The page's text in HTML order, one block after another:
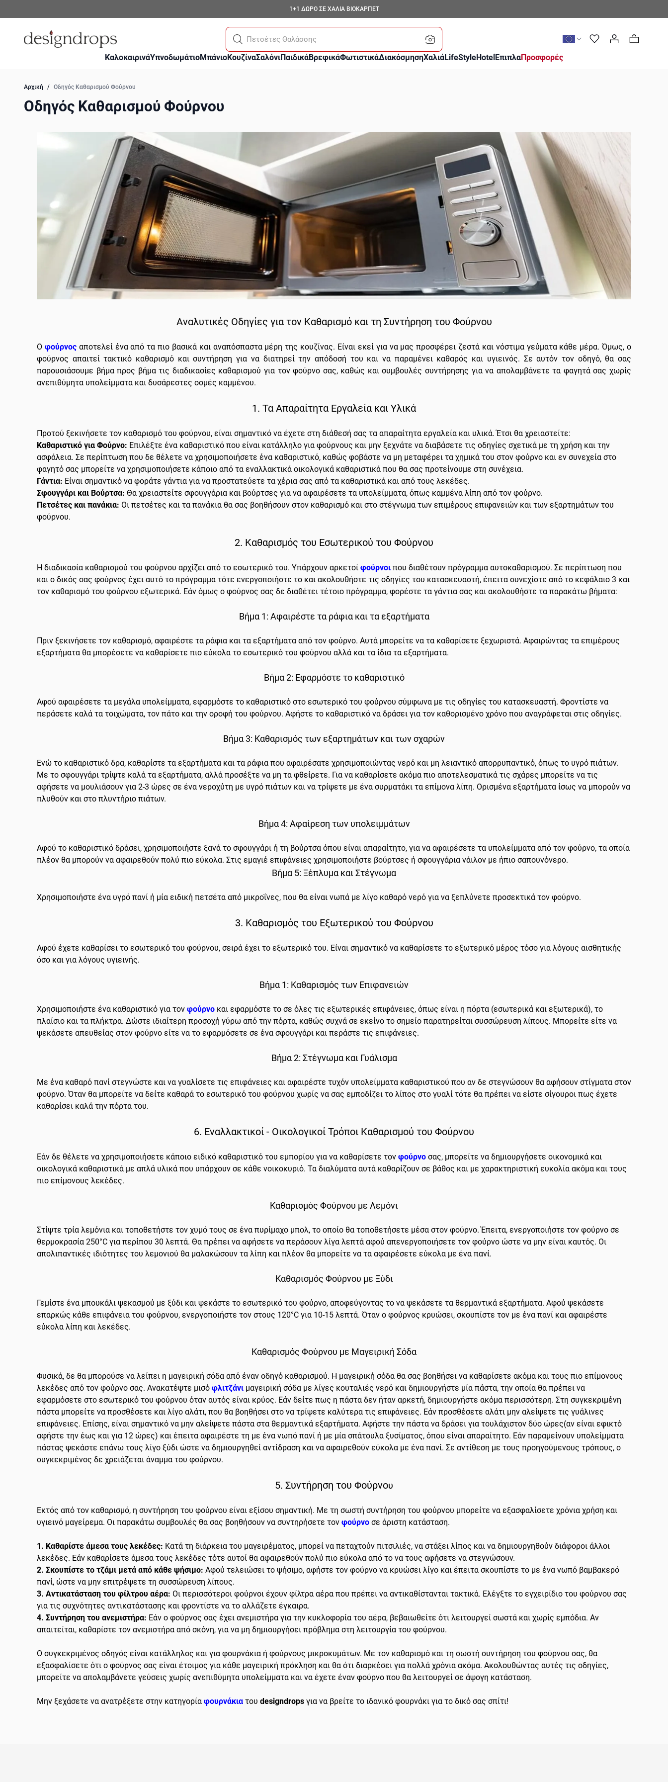
1+1 ΔΩΡΟ ΣΕ ΧΑΛΙΑ ΒΙΟΚΑΡΠΕΤ
Παπ 0
ΚαλοκαιρινάΥπνοδωμάτιοΜπάνιοΚουζίναΣαλόνιΠαιδικάΒρεφικάΦωτιστικάΔιακόσμησηΧαλιάLifeStyleHotelΈπιπλαΠροσφορές
Αρχική / Οδηγός Καθαρισμού Φούρνου
Οδηγός Καθαρισμού Φούρνου
Αναλυτικές Οδηγίες για τον Καθαρισμό και τη Συντήρηση του Φούρνου
Ο φούρνος αποτελεί ένα από τα πιο βασικά και αναπόσπαστα μέρη της κουζίνας. Είναι εκεί για να μας προσφέρει ζεστά και νόστιμα γεύματα κάθε μέρα. Όμως, ο
φούρνος απαιτεί τακτικό καθαρισμό και συντήρηση για να διατηρεί την απόδοσή του και να παραμένει καθαρός και υγιεινός. Σε αυτόν τον οδηγό, θα σας
παρουσιάσουμε βήμα προς βήμα τις διαδικασίες καθαρισμού για τον φούρνο σας, καθώς και συμβουλές συντήρησης για να απολαμβάνετε τα φαγητά σας χωρίς
ανεπιθύμητα υπολείμματα και δυσάρεστες οσμές καμμένου.
1. Τα Απαραίτητα Εργαλεία και Υλικά
Προτού ξεκινήσετε τον καθαρισμό του φούρνου, είναι σημαντικό να έχετε στη διάθεσή σας τα απαραίτητα εργαλεία και υλικά. Έτσι θα χρειαστείτε:
Καθαριστικό για Φούρνο: Επιλέξτε ένα καθαριστικό που είναι κατάλληλο για φούρνους και μην ξεχνάτε να διαβάσετε τις οδηγίες σχετικά με τη χρήση και την
ασφάλεια. Σε περίπτωση που δε θέλετε να χρησιμοποιήσετε ένα καθαριστικό, καθώς φοβάστε να μη μεταφέρει τα χημικά του στον φούρνο και εν συνεχεία στο
φαγητό σας μπορείτε να χρησιμοποιήσετε κάποιο από τα εναλλακτικά οικολογικά καθαριστικά που θα σας προτείνουμε στη συνέχεια.
Γάντια: Είναι σημαντικό να φοράτε γάντια για να προστατεύετε τα χέρια σας από τα καθαριστικά και από τους λεκέδες.
Σφουγγάρι και Βούρτσα: Θα χρειαστείτε σφουγγάρια και βούρτσες για να αφαιρέσετε τα υπολείμματα, όπως καμμένα λίπη από τον φούρνο.
Πετσέτες και πανάκια: Οι πετσέτες και τα πανάκια θα σας βοηθήσουν στον καθαρισμό και στο στέγνωμα των επιμέρους επιφανειών και των εξαρτημάτων του
φούρνου.
2. Καθαρισμός του Εσωτερικού του Φούρνου
Η διαδικασία καθαρισμού του φούρνου αρχίζει από το εσωτερικό του. Υπάρχουν αρκετοί φούρνοι που διαθέτουν πρόγραμμα αυτοκαθαρισμού. Σε περίπτωση που
και ο δικός σας φούρνος έχει αυτό το πρόγραμμα τότε ενεργοποιήστε το και ακολουθήστε τις οδηγίες του κατασκευαστή, έπειτα συνεχίστε από το κεφάλαιο 3 και
τον καθαρισμό του φούρνου εξωτερικά. Εάν όμως ο φούρνος σας δε διαθέτει τέτοιο πρόγραμμα, φορέστε τα γάντια σας και ακολουθήστε τα παρακάτω βήματα:
Βήμα 1: Αφαιρέστε τα ράφια και τα εξαρτήματα
Πριν ξεκινήσετε τον καθαρισμό, αφαιρέστε τα ράφια και τα εξαρτήματα από τον φούρνο. Αυτά μπορείτε να τα καθαρίσετε ξεχωριστά. Αφαιρώντας τα επιμέρους
εξαρτήματα θα μπορέσετε να καθαρίσετε πιο εύκολα το εσωτερικό του φούρνου αλλά και τα ίδια τα εξαρτήματα.
Βήμα 2: Εφαρμόστε το καθαριστικό
Αφού αφαιρέσετε τα μεγάλα υπολείμματα, εφαρμόστε το καθαριστικό στο εσωτερικό του φούρνου σύμφωνα με τις οδηγίες του κατασκευαστή. Φροντίστε να
περάσετε καλά τα τοιχώματα, τον πάτο και την οροφή του φούρνου. Αφήστε το καθαριστικό να δράσει για τον καθορισμένο χρόνο που αναγράφεται στις οδηγίες.
Βήμα 3: Καθαρισμός των εξαρτημάτων και των σχαρών
Ενώ το καθαριστικό δρα, καθαρίστε τα εξαρτήματα και τα ράφια που αφαιρέσατε χρησιμοποιώντας νερό και μη λειαντικό απορρυπαντικό, όπως το υγρό πιάτων.
Με το σφουγγάρι τρίψτε καλά τα εξαρτήματα, αλλά προσέξτε να μη τα φθείρετε. Για να καθαρίσετε ακόμα πιο αποτελεσματικά τις σχάρες μπορείτε να τις
αφήσετε να μουλιάσουν για 2-3 ώρες σε ένα νεροχύτη με υγρό πιάτων και να τρίψετε με ένα συρματάκι τα επίμονα λίπη. Ορισμένα εξαρτήματα ίσως να μπορούν να
πλυθούν και στο πλυντήριο πιάτων.
Βήμα 4: Αφαίρεση των υπολειμμάτων
Αφού το καθαριστικό δράσει, χρησιμοποιήστε ξανά το σφουγγάρι ή τη βούρτσα όπου είναι απαραίτητο, για να αφαιρέσετε τα υπολείμματα από τον φούρνο, τα οποία
πλέον θα μπορούν να αφαιρεθούν πολύ πιο εύκολα. Στις εμαγιέ επιφάνειες χρησιμοποιήστε βούρτσες ή σφουγγάρια νάιλον με ήπιο σαπουνόνερο.
Βήμα 5: Ξέπλυμα και Στέγνωμα
Χρησιμοποιήστε ένα υγρό πανί ή μία ειδική πετσέτα από μικροΐνες, που θα είναι νωπά με λίγο καθαρό νερό για να ξεπλύνετε προσεκτικά τον φούρνο.
3. Καθαρισμός του Εξωτερικού του Φούρνου
Αφού έχετε καθαρίσει το εσωτερικό του φούρνου, σειρά έχει το εξωτερικό του. Είναι σημαντικό να καθαρίσετε το εξωτερικό μέρος τόσο για λόγους αισθητικής
όσο και για λόγους υγιεινής.
Βήμα 1: Καθαρισμός των Επιφανειών
Χρησιμοποιήστε ένα καθαριστικό για τον φούρνο και εφαρμόστε το σε όλες τις εξωτερικές επιφάνειες, όπως είναι η πόρτα (εσωτερικά και εξωτερικά), το
πλαίσιο και τα πλήκτρα. Δώστε ιδιαίτερη προσοχή γύρω από την πόρτα, καθώς συχνά σε εκείνο το σημείο παρατηρείται συσσώρευση λίπους. Μπορείτε είτε να
ψεκάσετε απευθείας στον φούρνο είτε να το εφαρμόσετε σε ένα σφουγγάρι και περάστε τις επιφάνειες.
Βήμα 2: Στέγνωμα και Γυάλισμα
Με ένα καθαρό πανί στεγνώστε και να γυαλίσετε τις επιφάνειες και αφαιρέστε τυχόν υπολείμματα καθαριστικού που αν δε στεγνώσουν θα αφήσουν στίγματα στον
φούρνο. Όταν θα μπορείτε να δείτε καθαρά το εσωτερικό του φούρνου χωρίς να σας εμποδίζει το λίπος στο γυαλί τότε θα πρέπει να είστε σίγουροι πως έχετε
καθαρίσει καλά την πόρτα του.
6. Εναλλακτικοί - Οικολογικοί Τρόποι Καθαρισμού του Φούρνου
Εάν δε θέλετε να χρησιμοποιήσετε κάποιο ειδικό καθαριστικό του εμπορίου για να καθαρίσετε τον φούρνο σας, μπορείτε να δημιουργήσετε οικονομικά και
οικολογικά καθαριστικά με απλά υλικά που υπάρχουν σε κάθε νοικοκυριό. Τα διαλύματα αυτά καθαρίζουν σε βάθος και με χαρακτηριστική ευκολία ακόμα και τους
πιο επίμονους λεκέδες.
Καθαρισμός Φούρνου με Λεμόνι
Στίψτε τρία λεμόνια και τοποθετήστε τον χυμό τους σε ένα πυρίμαχο μπολ, το οποίο θα τοποθετήσετε μέσα στον φούρνο. Έπειτα, ενεργοποιήστε τον φούρνο σε
θερμοκρασία 250°C για περίπου 30 λεπτά. Θα πρέπει να αφήσετε να περάσουν λίγα λεπτά αφού απενεργοποιήσετε τον φούρνο ώστε να μην είναι καυτός. Οι
απολιπαντικές ιδιότητες του λεμονιού θα μαλακώσουν τα λίπη και πλέον θα μπορείτε να τα αφαιρέσετε εύκολα με ένα πανί.
Καθαρισμός Φούρνου με Ξύδι
Γεμίστε ένα μπουκάλι ψεκασμού με ξύδι και ψεκάστε το εσωτερικό του φούρνο, αποφεύγοντας το να ψεκάσετε τα θερμαντικά εξαρτήματα. Αφού ψεκάσετε
επαρκώς κάθε επιφάνεια του φούρνου, ενεργοποιήστε τον στους 120°C για 10-15 λεπτά. Όταν ο φούρνος κρυώσει, σκουπίστε τον με ένα πανί και αφαιρέστε
εύκολα λίπη και λεκέδες.
Καθαρισμός Φούρνου με Μαγειρική Σόδα
Φυσικά, δε θα μπορούσε να λείπει η μαγειρική σόδα από έναν οδηγό καθαρισμού. Η μαγειρική σόδα θα σας βοηθήσει να καθαρίσετε ακόμα και τους πιο επίμονους
λεκέδες από τον φούρνο σας. Ανακατέψτε μισό φλιτζάνι μαγειρική σόδα με λίγες κουταλιές νερό και δημιουργήστε μία πάστα, την οποία θα πρέπει να
εφαρμόσετε στο εσωτερικό του φούρνου όταν αυτός είναι κρύος. Εάν δείτε πως η πάστα δεν ήταν αρκετή, δημιουργήστε ακόμα περισσότερη. Στη συγκεκριμένη
πάστα μπορείτε να προσθέσετε και λίγο αλάτι, που θα βοηθήσει στο να τρίψετε καλύτερα τις επιφάνειες. Εάν προσθέσετε αλάτι μην αλείψετε τις γυάλινες
επιφάνειες. Επίσης, είναι σημαντικό να μην αλείψετε πάστα στα θερμαντικά εξαρτήματα. Αφήστε την πάστα να δράσει για τουλάχιστον δύο ώρες(αν είναι εφικτό
αφήστε την έως και για 12 ώρες) και έπειτα αφαιρέστε τη με ένα νωπό πανί ή με μία σπάτουλα ξυσίματος, όπου είναι απαραίτητο. Εάν παραμείνουν υπολείμματα
πάστας ψεκάστε επάνω τους λίγο ξύδι ώστε να δημιουργηθεί αντίδραση και να αφαιρεθούν εύκολα με ένα πανί. Σε αντίθεση με τους προηγούμενους τρόπους, ο
συγκεκριμένος δε χρειάζεται άναμμα του φούρνου.
5. Συντήρηση του Φούρνου
Εκτός από τον καθαρισμό, η συντήρηση του φούρνου είναι εξίσου σημαντική. Με τη σωστή συντήρηση του φούρνου μπορείτε να εξασφαλίσετε χρόνια χρήση και
υγιεινό μαγείρεμα. Οι παρακάτω συμβουλές θα σας βοηθήσουν να συντηρήσετε τον φούρνο σε άριστη κατάσταση.
1. Καθαρίστε άμεσα τους λεκέδες: Κατά τη διάρκεια του μαγειρέματος, μπορεί να πεταχτούν πιτσιλιές, να στάξει λίπος και να δημιουργηθούν διάφοροι άλλοι
λεκέδες. Εάν καθαρίσετε άμεσα τους λεκέδες τότε αυτοί θα αφαιρεθούν πολύ πιο εύκολα από το να τους αφήσετε να στεγνώσουν.
2. Σκουπίστε το τζάμι μετά από κάθε ψήσιμο: Αφού τελειώσει το ψήσιμο, αφήστε τον φούρνο να κρυώσει λίγο και έπειτα σκουπίστε το με ένα νωπό βαμβακερό
πανί, ώστε να μην επιτρέψετε τη συσσώρευση λίπους.
3. Αντικατάσταση του φίλτρου αέρα: Οι περισσότεροι φούρνοι έχουν φίλτρα αέρα που πρέπει να αντικαθίστανται τακτικά. Ελέγξτε το εγχειρίδιο του φούρνου σας
για τις συχνότητες αντικατάστασης και φροντίστε να το αλλάζετε έγκαιρα.
4. Συντήρηση του ανεμιστήρα: Εάν ο φούρνος σας έχει ανεμιστήρα για την κυκλοφορία του αέρα, βεβαιωθείτε ότι λειτουργεί σωστά και χωρίς εμπόδια. Αν
απαιτείται, καθαρίστε τον ανεμιστήρα από σκόνη, για να μη δημιουργήσει πρόβλημα στη λειτουργία του φούρνου.
Ο συγκεκριμένος οδηγός είναι κατάλληλος και για φουρνάκια ή φούρνους μικροκυμάτων. Με τον καθαρισμό και τη σωστή συντήρηση του φούρνου σας, θα
εξασφαλίσετε ότι ο φούρνος σας είναι έτοιμος για κάθε μαγειρική πρόκληση και θα ότι διαρκέσει για πολλά χρόνια ακόμα. Ακολουθώντας αυτές τις οδηγίες,
μπορείτε να απολαμβάνετε γεύσεις χωρίς ανεπιθύμητα υπολείμματα και να έχετε έναν φούρνο που θα λειτουργεί σε άψογη κατάσταση.
Μην ξεχάσετε να ανατρέξετε στην κατηγορία φουρνάκια του designdrops για να βρείτε το ιδανικό φουρνάκι για το δικό σας σπίτι!